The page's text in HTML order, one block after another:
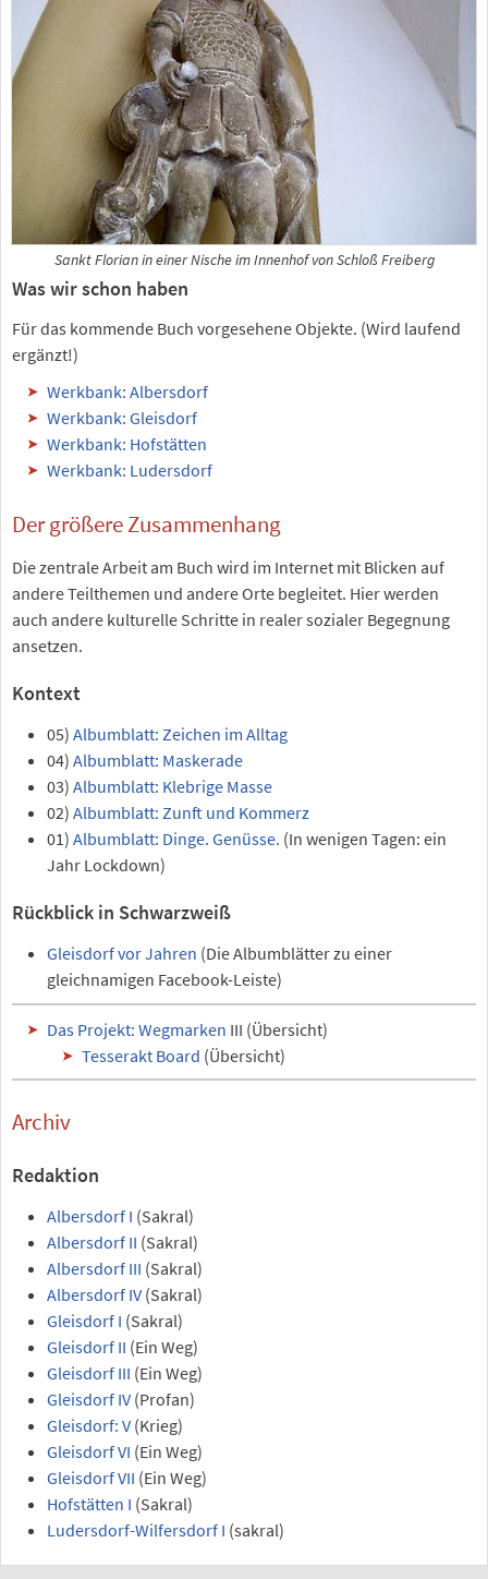
Sankt Florian in einer Nische im Innenhof von Schloß Freiberg
Was wir schon haben
Für das kommende Buch vorgesehene Objekte. (Wird laufend
ergänzt!)
Werkbank: Albersdorf
Werkbank: Gleisdorf
Werkbank: Hofstätten
Werkbank: Ludersdorf
Der größere Zusammenhang
Die zentrale Arbeit am Buch wird im Internet mit Blicken auf
andere Teilthemen und andere Orte begleitet. Hier werden
auch andere kulturelle Schritte in realer sozialer Begegnung
ansetzen.
Kontext
05) Albumblatt: Zeichen im Alltag
04) Albumblatt: Maskerade
03) Albumblatt: Klebrige Masse
02) Albumblatt: Zunft und Kommerz
01) Albumblatt: Dinge. Genüsse. (In wenigen Tagen: ein
Jahr Lockdown)
Rückblick in Schwarzweiß
Gleisdorf vor Jahren (Die Albumblätter zu einer
gleichnamigen Facebook-Leiste)
Das Projekt: Wegmarken III (Übersicht)
Tesserakt Board (Übersicht)
Archiv
Redaktion
Albersdorf I (Sakral)
Albersdorf II (Sakral)
Albersdorf III (Sakral)
Albersdorf IV (Sakral)
Gleisdorf I (Sakral)
Gleisdorf II (Ein Weg)
Gleisdorf III (Ein Weg)
Gleisdorf IV (Profan)
Gleisdorf: V (Krieg)
Gleisdorf VI (Ein Weg)
Gleisdorf VII (Ein Weg)
Hofstätten I (Sakral)
Ludersdorf-Wilfersdorf I (sakral)